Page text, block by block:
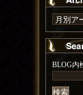
BLOG内